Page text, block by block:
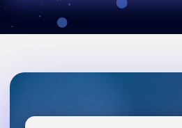
🎁 Гайд «Как написать полноценную
книгу с помощью ИИ за вечер»
Почему стоит